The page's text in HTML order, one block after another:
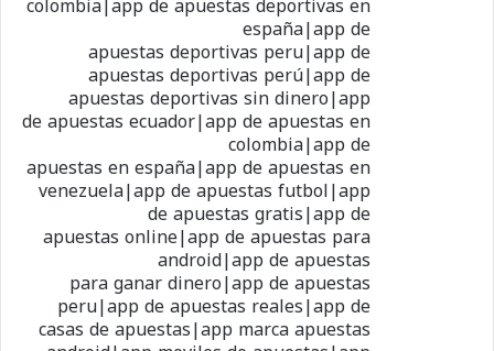
españa|app de
apuestas deportivas peru|app de
apuestas deportivas perú|app de
apuestas deportivas sin dinero|app
de apuestas ecuador|app de apuestas en
colombia|app de
apuestas en españa|app de apuestas en
venezuela|app de apuestas futbol|app
de apuestas gratis|app de
apuestas online|app de apuestas para
android|app de apuestas
para ganar dinero|app de apuestas
peru|app de apuestas reales|app de
casas de apuestas|app marca apuestas